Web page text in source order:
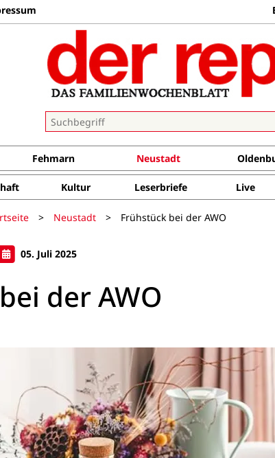
Fehmarn Neustadt
Kultur Leserbriefe Live
> Neustadt > Frühstück bei der AWO
05. Juli 2025
der AWO